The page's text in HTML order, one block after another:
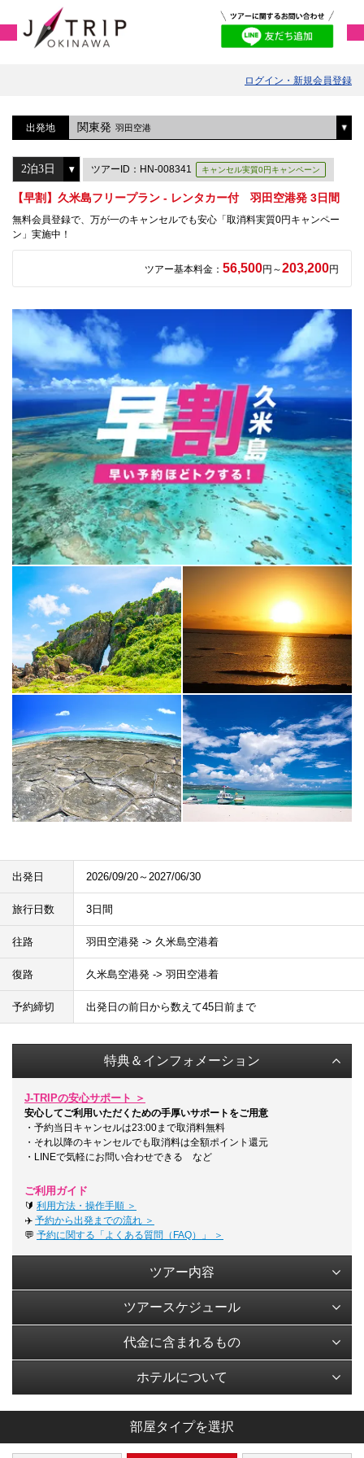
ログイン・新規会員登録
出発地 関東発 羽田空港
ツアーID：HN-008341 キャンセル実質0円キャンペーン
【早割】久米島フリープラン - レンタカー付 羽田空港発 3日間
無料会員登録で、万が一のキャンセルでも安心「取消料実質0円キャンペー
ン」実施中！
ツアー基本料金： 56,500円～203,200円
出発日 2026/09/20～2027/06/30
旅行日数 3日間
往路 羽田空港発 -> 久米島空港着
復路 久米島空港発 -> 羽田空港着
予約締切 出発日の前日から数えて45日前まで
特典＆インフォメーション
J-TRIPの安心サポート ＞
安心してご利用いただくための手厚いサポートをご用意
・予約当日キャンセルは23:00まで取消料無料
・それ以降のキャンセルでも取消料は全額ポイント還元
・LINEで気軽にお問い合わせできる など
ご利用ガイド
🔰 利用方法・操作手順 ＞
✈️ 予約から出発までの流れ ＞
💬 予約に関する「よくある質問（FAQ）」 ＞
ツアー内容
ツアースケジュール
代金に含まれるもの
ホテルについて
部屋タイプを選択